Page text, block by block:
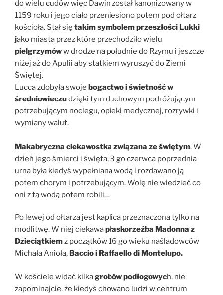
do wielu cudów więc Dawin został kanonizowany w
1159 roku i jego ciało przeniesiono potem pod ołtarz
kościoła. Stał się takim symbolem przeszłości Lukki
jako miasta przez które przechodziło wielu
pielgrzymóww drodze na południe do Rzymu i jeszcze
niżej aż do Apulii aby statkiem wyruszyć do Ziemi
Świętej.
Lucca zdobyła swoje bogactwo i świetność w
średniowieczudzięki tym duchowym podróżującym
potrzebującym noclegu, opieki medycznej, rozrywki i
wymiany walut.
Makabryczna ciekawostka związana ze świętym. W
dzień jego śmierci i święta, 3 go czerwca poprzednia
urna była kiedyś wypełniana wodą i rozdawano ją
potem chorym i potrzebującym. Wolę nie wiedzieć co
oni z tą wodą potem robili…
Po lewej od ołtarza jest kaplica przeznaczona tylko na
modlitwę. W niej ciekawapłaskorzeźba Madonna z
Dzieciątkiemz początków 16 go wieku naśladowców
Michała Anioła, Baccio i Raffaello di Montelupo.
W kościele widać kilkagrobów podłogowych, nie
zapominajcie, że kiedyś chowano ludzi w centrum